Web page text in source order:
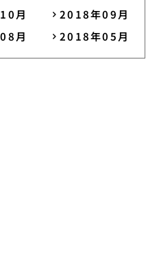
月
2018年09月
月
2018年05月